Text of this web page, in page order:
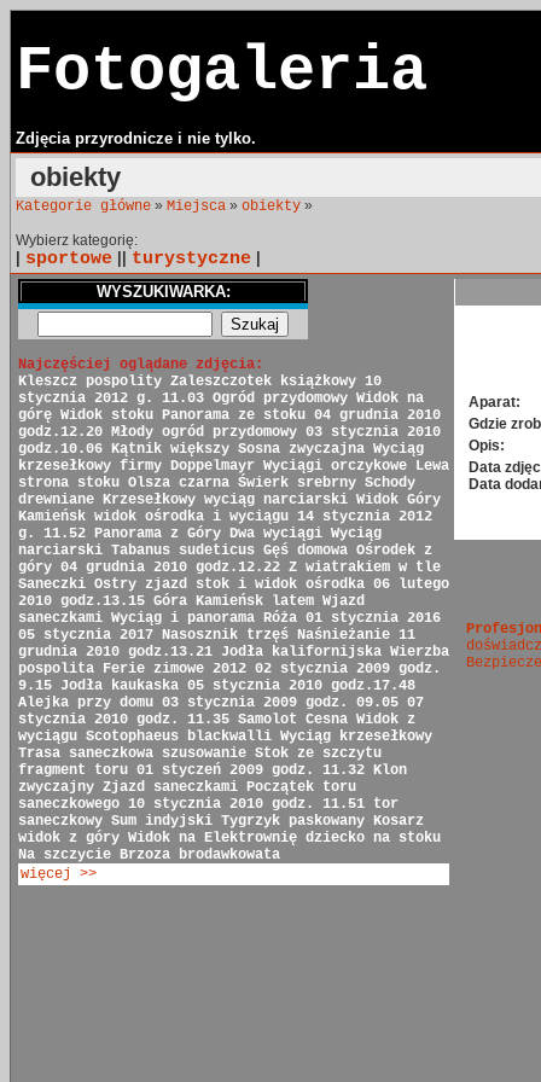
Fotogaleria
Zdjęcia przyrodnicze i nie tylko.
obiekty
Kategorie główne » Miejsca » obiekty »
Wybierz kategorię:
sportowe turystyczne
WYSZUKIWARKA:
Najczęściej oglądane zdjęcia:
Kleszcz pospolity Zaleszczotek książkowy 10
stycznia 2012 g. 11.03 Ogród przydomowy Widok na
górę Widok stoku Panorama ze stoku 04 grudnia 2010
godz.12.20 Młody ogród przydomowy 03 stycznia 2010
godz.10.06 Kątnik większy Sosna zwyczajna Wyciąg
krzesełkowy firmy Doppelmayr Wyciągi orczykowe Lewa
strona stoku Olsza czarna Świerk srebrny Schody
drewniane Krzesełkowy wyciąg narciarski Widok Góry
Kamieńsk widok ośrodka i wyciągu 14 stycznia 2012
g. 11.52 Panorama z Góry Dwa wyciągi Wyciąg
narciarski Tabanus sudeticus Gęś domowa Ośrodek z
góry 04 grudnia 2010 godz.12.22 Z wiatrakiem w tle
Saneczki Ostry zjazd stok i widok ośrodka 06 lutego
2010 godz.13.15 Góra Kamieńsk latem Wjazd
saneczkami Wyciąg i panorama Róża 01 stycznia 2016
05 stycznia 2017 Nasosznik trzęś Naśnieżanie 11
grudnia 2010 godz.13.21 Jodła kalifornijska Wierzba
pospolita Ferie zimowe 2012 02 stycznia 2009 godz.
9.15 Jodła kaukaska 05 stycznia 2010 godz.17.48
Alejka przy domu 03 stycznia 2009 godz. 09.05 07
stycznia 2010 godz. 11.35 Samolot Cesna Widok z
wyciągu Scotophaeus blackwalli Wyciąg krzesełkowy
Trasa saneczkowa szusowanie Stok ze szczytu
fragment toru 01 styczeń 2009 godz. 11.32 Klon
zwyczajny Zjazd saneczkami Początek toru
saneczkowego 10 stycznia 2010 godz. 11.51 tor
saneczkowy Sum indyjski Tygrzyk paskowany Kosarz
widok z góry Widok na Elektrownię dziecko na stoku
Na szczycie Brzoza brodawkowata
więcej >>
Aparat:
Gdzie
Opis:
Data
Data